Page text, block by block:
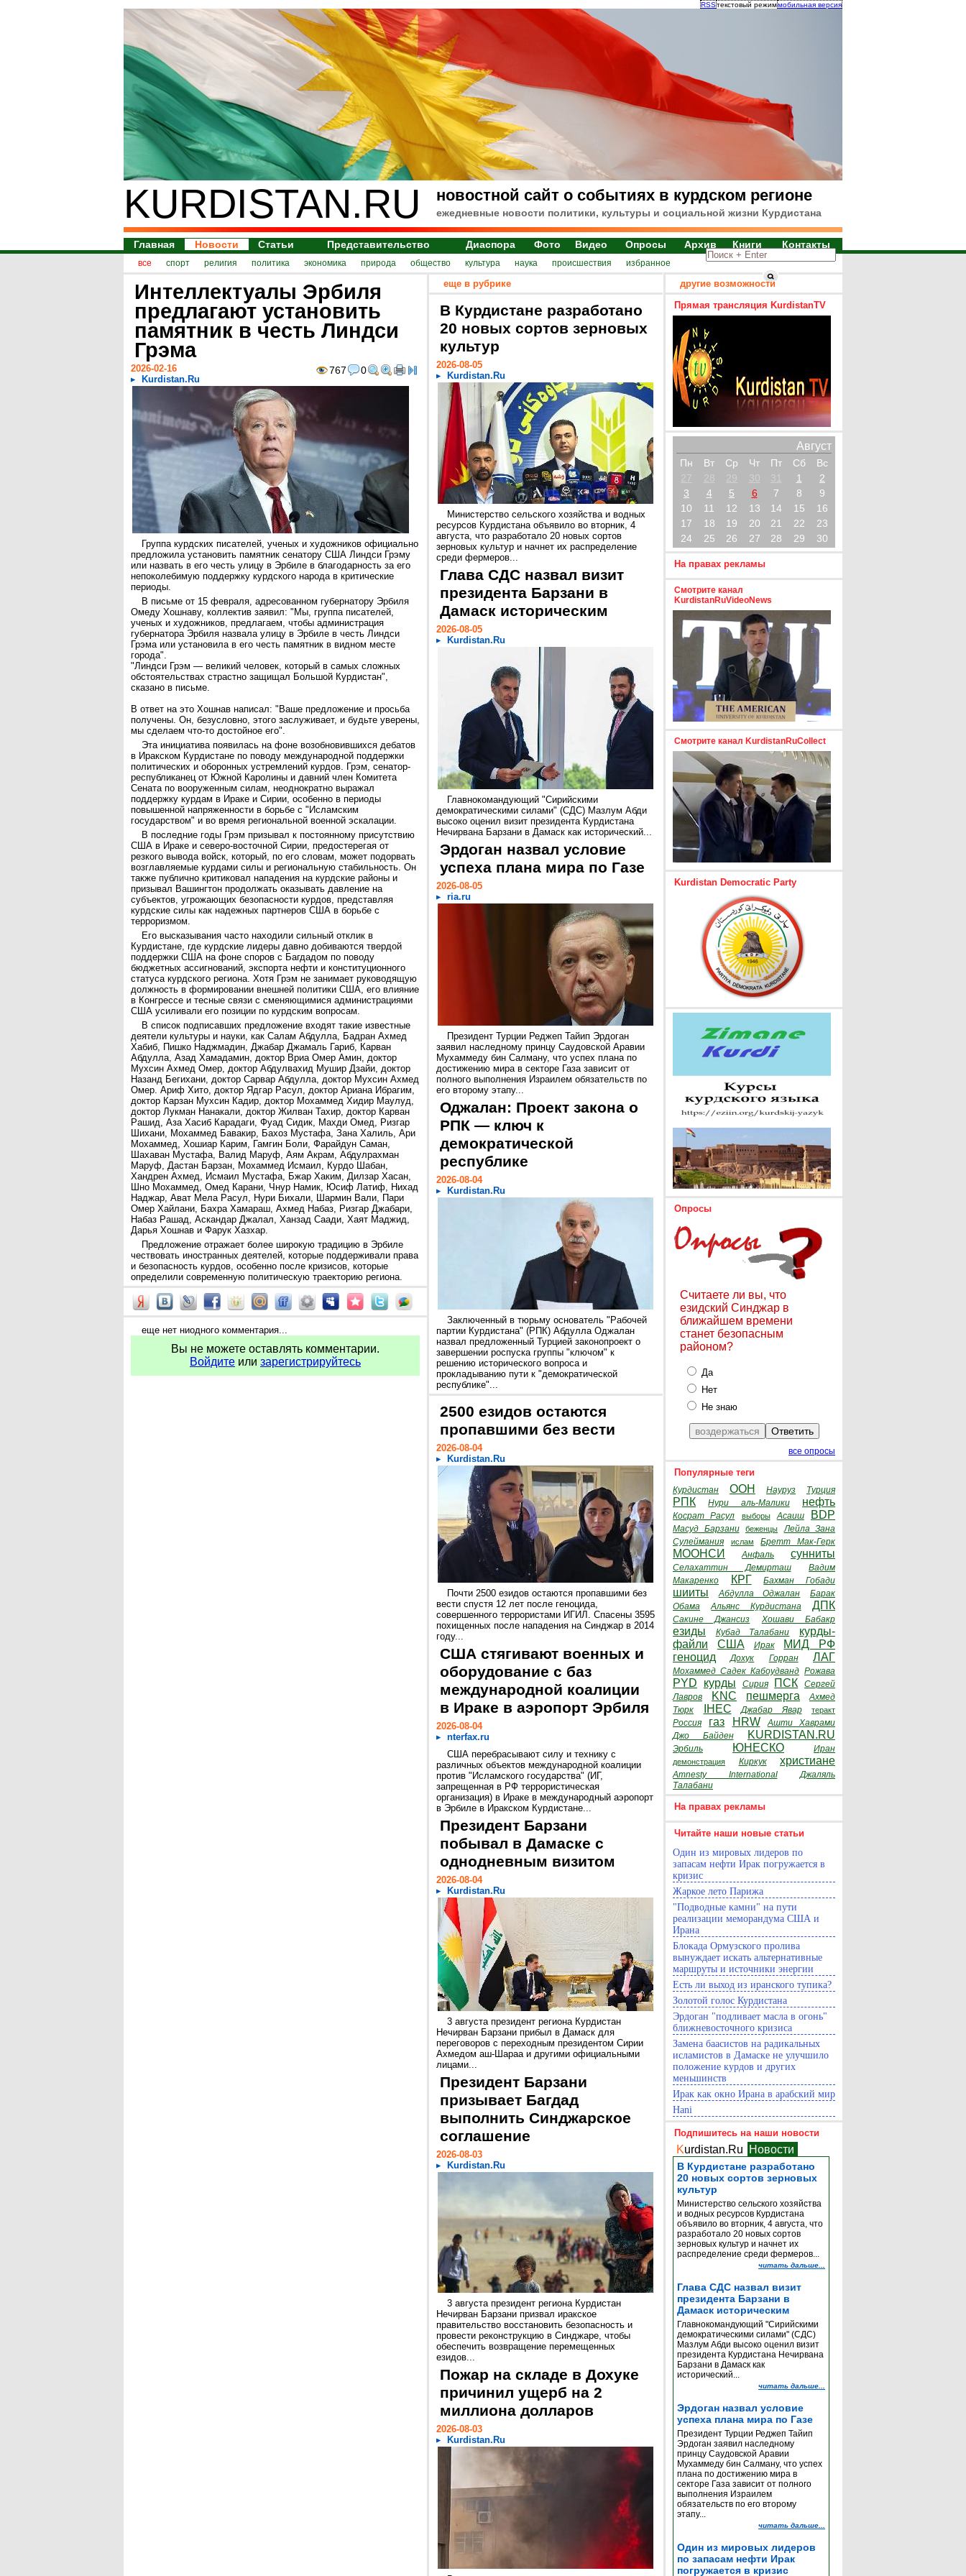
RSSтекстовый режиммобильная версия
KURDISTAN.RU новостной сайт о событиях в курдском регионе
ежедневные новости политики, культуры и социальной жизни Курдистана
Главная Новости Статьи Представительство Диаспора Фото Видео Опросы Архив Книги Контакты
все спорт религия политика экономика природа общество культура наука происшествия избранное
Интеллектуалы Эрбиля
предлагают установить
памятник в честь Линдси
Грэма
767 0
2026-02-16
Kurdistan.Ru
Группа курдских писателей, ученых и художников официально
предложила установить памятник сенатору США Линдси Грэму
или назвать в его честь улицу в Эрбиле в благодарность за его
непоколебимую поддержку курдского народа в критические
периоды.
В письме от 15 февраля, адресованном губернатору Эрбиля
Омеду Хошнаву, коллектив заявил: "Мы, группа писателей,
ученых и художников, предлагаем, чтобы администрация
губернатора Эрбиля назвала улицу в Эрбиле в честь Линдси
Грэма или установила в его честь памятник в видном месте
города".
"Линдси Грэм — великий человек, который в самых сложных
обстоятельствах страстно защищал Большой Курдистан",
сказано в письме.
В ответ на это Хошнав написал: "Ваше предложение и просьба
получены. Он, безусловно, этого заслуживает, и будьте уверены,
мы сделаем что-то достойное его".
Эта инициатива появилась на фоне возобновившихся дебатов
в Иракском Курдистане по поводу международной поддержки
политических и оборонных устремлений курдов. Грэм, сенатор-
республиканец от Южной Каролины и давний член Комитета
Сената по вооруженным силам, неоднократно выражал
поддержку курдам в Ираке и Сирии, особенно в периоды
повышенной напряженности в борьбе с "Исламским
государством" и во время региональной военной эскалации.
В последние годы Грэм призывал к постоянному присутствию
США в Ираке и северо-восточной Сирии, предостерегая от
резкого вывода войск, который, по его словам, может подорвать
возглавляемые курдами силы и региональную стабильность. Он
также публично критиковал нападения на курдские районы и
призывал Вашингтон продолжать оказывать давление на
субъектов, угрожающих безопасности курдов, представляя
курдские силы как надежных партнеров США в борьбе с
терроризмом.
Его высказывания часто находили сильный отклик в
Курдистане, где курдские лидеры давно добиваются твердой
поддержки США на фоне споров с Багдадом по поводу
бюджетных ассигнований, экспорта нефти и конституционного
статуса курдского региона. Хотя Грэм не занимает руководящую
должность в формировании внешней политики США, его влияние
в Конгрессе и тесные связи с сменяющимися администрациями
США усиливали его позиции по курдским вопросам.
В список подписавших предложение входят такие известные
деятели культуры и науки, как Салам Абдулла, Бадран Ахмед
Хабиб, Пишко Наджмадин, Джабар Джамаль Гариб, Карван
Абдулла, Азад Хамадамин, доктор Вриа Омер Амин, доктор
Мухсин Ахмед Омер, доктор Абдулвахид Мушир Дзайи, доктор
Назанд Бегихани, доктор Сарвар Абдулла, доктор Мухсин Ахмед
Омер. Ариф Хито, доктор Ядгар Расул, доктор Ариана Ибрагим,
доктор Карзан Мухсин Кадир, доктор Мохаммед Хидир Маулуд,
доктор Лукман Нанакали, доктор Жилван Тахир, доктор Карван
Рашид, Аза Хасиб Карадаги, Фуад Сидик, Махди Омед, Ризгар
Шихани, Мохаммед Бавакир, Бахоз Мустафа, Зана Халиль, Ари
Мохаммед, Хошиар Карим, Гамгин Боли, Фарайдун Саман,
Шахаван Мустафа, Валид Маруф, Аям Акрам, Абдулрахман
Маруф, Дастан Барзан, Мохаммед Исмаил, Курдо Шабан,
Хандрен Ахмед, Исмаил Мустафа, Бжар Хаким, Дилзар Хасан,
Шно Мохаммед, Омед Карани, Чнур Намик, Юсиф Латиф, Нихад
Наджар, Ават Мела Расул, Нури Бихали, Шармин Вали, Пари
Омер Хайлани, Бахра Хамараш, Ахмед Набаз, Ризгар Джабари,
Набаз Рашад, Аскандар Джалал, Ханзад Саади, Хаят Маджид,
Дарья Хошнав и Фарук Хазхар.
Предложение отражает более широкую традицию в Эрбиле
чествовать иностранных деятелей, которые поддерживали права
и безопасность курдов, особенно после кризисов, которые
определили современную политическую траекторию региона.
еще нет ниодного комментария...
Вы не можете оставлять комментарии.
Войдите или зарегистрируйтесь
еще в рубрике
В Курдистане разработано
20 новых сортов зерновых
культур
2026-08-05
Kurdistan.Ru
Министерство сельского хозяйства и водных
ресурсов Курдистана объявило во вторник, 4
августа, что разработало 20 новых сортов
зерновых культур и начнет их распределение
среди фермеров...
Глава СДС назвал визит
президента Барзани в
Дамаск историческим
2026-08-05
Kurdistan.Ru
Главнокомандующий "Сирийскими
демократическими силами" (СДС) Мазлум Абди
высоко оценил визит президента Курдистана
Нечирвана Барзани в Дамаск как исторический...
Эрдоган назвал условие
успеха плана мира по Газе
2026-08-05
ria.ru
Президент Турции Реджеп Тайип Эрдоган
заявил наследному принцу Саудовской Аравии
Мухаммеду бин Салману, что успех плана по
достижению мира в секторе Газа зависит от
полного выполнения Израилем обязательств по
его второму этапу...
Оджалан: Проект закона о
РПК — ключ к
демократической
республике
2026-08-04
Kurdistan.Ru
Заключенный в тюрьму основатель "Рабочей
партии Курдистана" (РПК) Абдулла Оджалан
назвал предложенный Турцией законопроект о
завершении роспуска группы "ключом" к
решению исторического вопроса и
прокладыванию пути к "демократической
республике"...
2500 езидов остаются
пропавшими без вести
2026-08-04
Kurdistan.Ru
Почти 2500 езидов остаются пропавшими без
вести спустя 12 лет после геноцида,
совершенного террористами ИГИЛ. Спасены 3595
похищенных после нападения на Синджар в 2014
году...
США стягивают военных и
оборудование с баз
международной коалиции
в Ираке в аэропорт Эрбиля
2026-08-04
nterfax.ru
США перебрасывают силу и технику с
различных объектов международной коалиции
против "Исламского государства" (ИГ,
запрещенная в РФ террористическая
организация) в Ираке в международный аэропорт
в Эрбиле в Иракском Курдистане...
Президент Барзани
побывал в Дамаске с
однодневным визитом
2026-08-04
Kurdistan.Ru
3 августа президент региона Курдистан
Нечирван Барзани прибыл в Дамаск для
переговоров с переходным президентом Сирии
Ахмедом аш-Шараа и другими официальными
лицами...
Президент Барзани
призывает Багдад
выполнить Синджарское
соглашение
2026-08-03
Kurdistan.Ru
3 августа президент региона Курдистан
Нечирван Барзани призвал иракское
правительство восстановить безопасность и
провести реконструкцию в Синджаре, чтобы
обеспечить возвращение перемещенных
езидов...
Пожар на складе в Дохуке
причинил ущерб на 2
миллиона долларов
2026-08-03
Kurdistan.Ru
другие возможности
Прямая трансляция KurdistanTV
Август
Пн Вт Ср Чт Пт Сб
Вс
27
28 29 30 31 1
2
3
4 5 6 7 8
9
10
11 12 13 14 15
16
17
18 19 20 21 22
23
24
25 26 27 28 29 30
На правах рекламы
Смотрите канал
KurdistanRuVideoNews
Смотрите канал KurdistanRuCollect
Kurdistan Democratic Party
Опросы
Считаете ли вы, что
езидский Синджар в
ближайшем времени
станет безопасным
районом?
Да
Нет
Не знаю
все опросы
Популярные теги
Курдистан ООН Науруз Турция
РПК Нури аль-Малики нефть
Косрат Расул выборы Асаиш BDP
Масуд Барзани беженцы
Лейла Зана
Сулеймания
ислам Бретт Мак-Герк
МООНСИ Анфаль сунниты
Селахаттин Демирташ
Вадим
Макаренко
КРГ Бахман Гобади
шииты Абдулла Оджалан
Барак
Обама
Альянс Курдистана ДПК
Сакине Джансиз Хошави Бабакр
езиды Кубад Талабани
курды-
файли
США Ирак
МИД РФ
геноцид
Дохук Горран ЛАГ
Мохаммед Садек Кабоудванд Рожава
PYD курды Сирия ПСК
Сергей
Лавров
KNC пешмерга
Ахмед
Тюрк
IHEC Джабар Явар теракт
Россия газ HRW
Ашти Хаврами
Джо Байден
KURDISTAN.RU
Эрбиль ЮНЕСКО Иран
демонстрация Киркук христиане
Amnesty International
Джаляль
Талабани
На правах рекламы
Читайте наши новые статьи
Один из мировых лидеров по
запасам нефти Ирак погружается в
кризис
Жаркое лето Парижа
"Подводные камни" на пути
реализации меморандума США и
Ирана
Блокада Ормузского пролива
вынуждает искать альтернативные
маршруты и источники энергии
Есть ли выход из иранского тупика?
Золотой голос Курдистана
Эрдоган "подливает масла в огонь"
ближневосточного кризиса
Замена баасистов на радикальных
исламистов в Дамаске не улучшило
положение курдов и других
меньшинств
Ирак как окно Ирана в арабский мир
Hani
Подпишитесь на наши новости
Kurdistan.Ru Новости
В Курдистане разработано
20 новых сортов зерновых
культур
Министерство сельского хозяйства
и водных ресурсов Курдистана
объявило во вторник, 4 августа, что
разработало 20 новых сортов
зерновых культур и начнет их
распределение среди фермеров...
читать дальше...
Глава СДС назвал визит
президента Барзани в
Дамаск историческим
Главнокомандующий "Сирийскими
демократическими силами" (СДС)
Мазлум Абди высоко оценил визит
президента Курдистана Нечирвана
Барзани в Дамаск как
исторический...
читать дальше...
Эрдоган назвал условие
успеха плана мира по Газе
Президент Турции Реджеп Тайип
Эрдоган заявил наследному
принцу Саудовской Аравии
Мухаммеду бин Салману, что успех
плана по достижению мира в
секторе Газа зависит от полного
выполнения Израилем
обязательств по его второму
этапу...
читать дальше...
Один из мировых лидеров
по запасам нефти Ирак
погружается в кризис